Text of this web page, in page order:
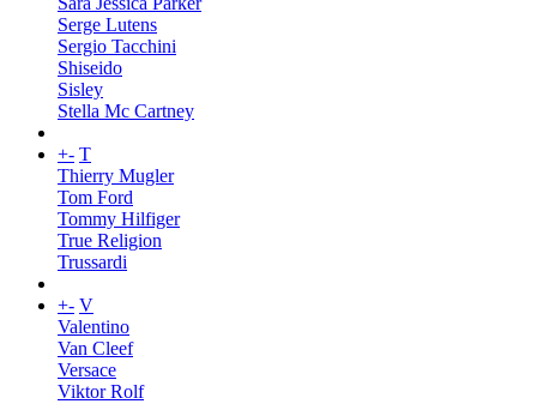
Serge Lutens
Sergio Tacchini
Shiseido
Sisley
Stella Mc Cartney
+- T
Thierry Mugler
Tom Ford
Tommy Hilfiger
True Religion
Trussardi
+- V
Valentino
Van Cleef
Versace
Viktor Rolf